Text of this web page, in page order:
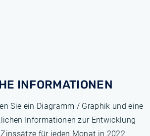
INFORMATIONEN
Sie ein Diagramm / Graphik und eine
Informationen zur Entwicklung
Zinssätze für jeden Monat in 2022.